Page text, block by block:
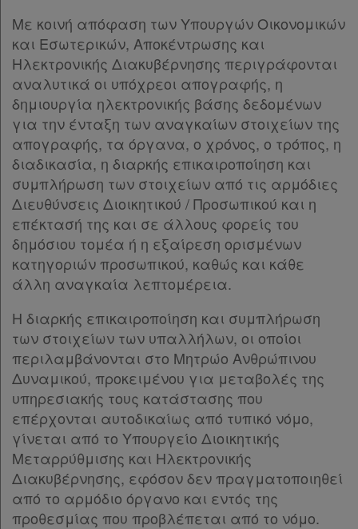
Με κοινή απόφαση των Υπουργών Οικονομικών
και Εσωτερικών, Αποκέντρωσης και
Ηλεκτρονικής Διακυβέρνησης περιγράφονται
αναλυτικά οι υπόχρεοι απογραφής, η
δημιουργία ηλεκτρονικής βάσης δεδομένων
για την ένταξη των αναγκαίων στοιχείων της
απογραφής, τα όργανα, ο χρόνος, ο τρόπος, η
διαδικασία, η διαρκής επικαιροποίηση και
συμπλήρωση των στοιχείων από τις αρμόδιες
Διευθύνσεις Διοικητικού / Προσωπικού και η
επέκτασή της και σε άλλους φορείς του
δημόσιου τομέα ή η εξαίρεση ορισμένων
κατηγοριών προσωπικού, καθώς και κάθε
άλλη αναγκαία λεπτομέρεια.
Η διαρκής επικαιροποίηση και συμπλήρωση
των στοιχείων των υπαλλήλων, οι οποίοι
περιλαμβάνονται στο Μητρώο Ανθρώπινου
Δυναμικού, προκειμένου για μεταβολές της
υπηρεσιακής τους κατάστασης που
επέρχονται αυτοδικαίως από τυπικό νόμο,
γίνεται από το Υπουργείο Διοικητικής
Μεταρρύθμισης και Ηλεκτρονικής
Διακυβέρνησης, εφόσον δεν πραγματοποιηθεί
από το αρμόδιο όργανο και εντός της
προθεσμίας που προβλέπεται από το νόμο.